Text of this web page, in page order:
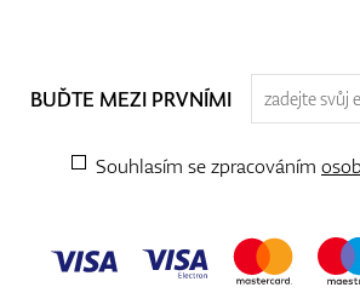
BUĎTE MEZI PRVNÍMI
Souhlasím se zpracováním